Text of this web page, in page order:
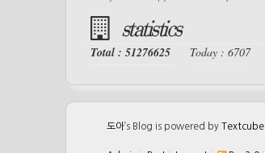
statistics
Total : 51276625 Today : 6707
도아’s Blog is powered by